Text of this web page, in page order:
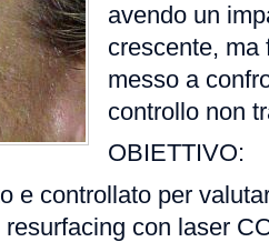
avendo un
crescente, ma
messo a
controllo non
OBIETTIVO:
e controllato per
con laser